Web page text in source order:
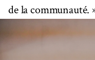
de la communauté.